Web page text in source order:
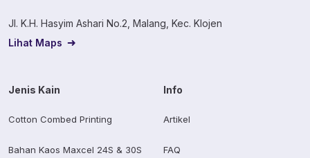
Jl. K.H. Hasyim Ashari No.2, Malang, Kec. Klojen
Lihat Maps
Jenis Kain
Cotton Combed Printing
Bahan Kaos Maxcel 24S & 30S
Info
Artikel
FAQ